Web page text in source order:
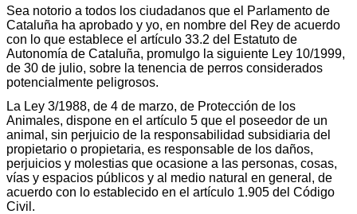
Sea notorio a todos los ciudadanos que el Parlamento de
Cataluña ha aprobado y yo, en nombre del Rey de acuerdo
con lo que establece el artículo 33.2 del Estatuto de
Autonomía de Cataluña, promulgo la siguiente Ley 10/1999,
de 30 de julio, sobre la tenencia de perros considerados
potencialmente peligrosos.
La Ley 3/1988, de 4 de marzo, de Protección de los
Animales, dispone en el artículo 5 que el poseedor de un
animal, sin perjuicio de la responsabilidad subsidiaria del
propietario o propietaria, es responsable de los daños,
perjuicios y molestias que ocasione a las personas, cosas,
vías y espacios públicos y al medio natural en general, de
acuerdo con lo establecido en el artículo 1.905 del Código
Civil.